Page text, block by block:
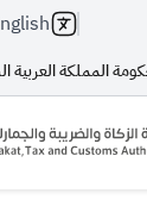
المملكة العربية